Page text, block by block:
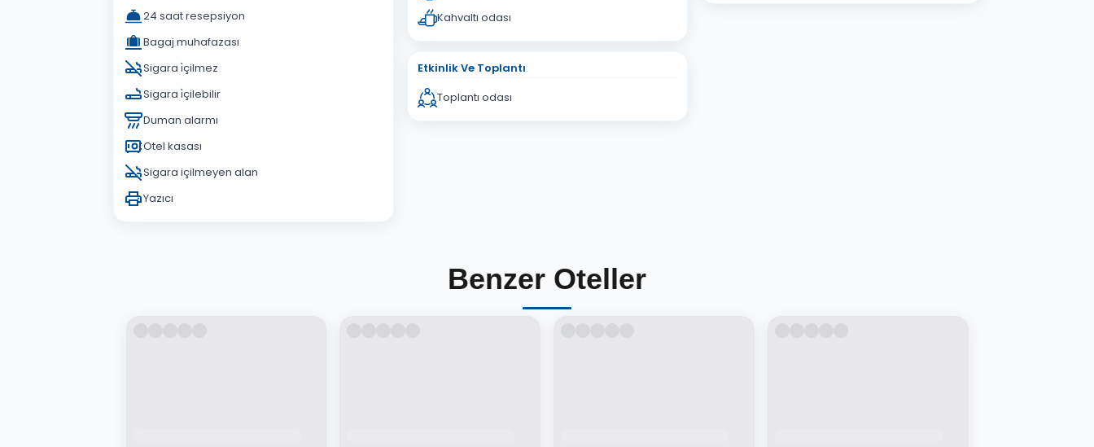
24 saat resepsiyon
Bagaj muhafazası
Sigara i̇çilmez
Sigara i̇çilebilir
Duman alarmı
Otel kasası
Sigara içilmeyen alan
Yazıcı
Kahvaltı odası
Etkinlik Ve Toplantı
Toplantı odası
Benzer Oteller